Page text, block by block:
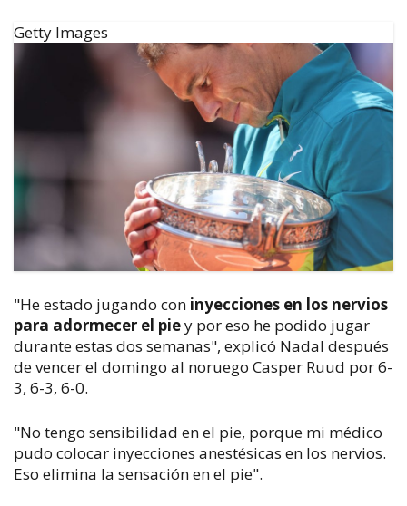
Getty Images
"He estado jugando con inyecciones en los nervios
para adormecer el piey por eso he podido jugar
durante estas dos semanas", explicó Nadal después
de vencer el domingo al noruego Casper Ruud por 6-
3, 6-3, 6-0.
"No tengo sensibilidad en el pie, porque mi médico
pudo colocar inyecciones anestésicas en los nervios.
Eso elimina la sensación en el pie".